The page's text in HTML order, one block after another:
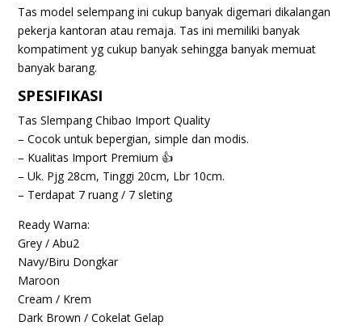
Tas model selempang ini cukup banyak digemari dikalangan
pekerja kantoran atau remaja. Tas ini memiliki banyak
kompatiment yg cukup banyak sehingga banyak memuat
banyak barang.
SPESIFIKASI
Tas Slempang Chibao Import Quality
– Cocok untuk bepergian, simple dan modis.
– Kualitas Import Premium 👍
– Uk. Pjg 28cm, Tinggi 20cm, Lbr 10cm.
– Terdapat 7 ruang / 7 sleting
Ready Warna:
Grey / Abu2
Navy/Biru Dongkar
Maroon
Cream / Krem
Dark Brown / Cokelat Gelap